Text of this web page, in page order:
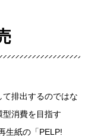
排出するのではな
型消費を目指す
生紙の「PELP!